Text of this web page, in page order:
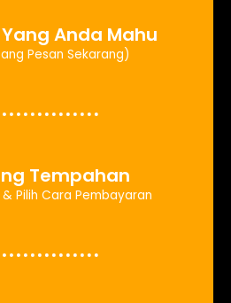
Anda Mahu
Pesan Sekarang)
Tempahan
Pilih Cara Pembayaran